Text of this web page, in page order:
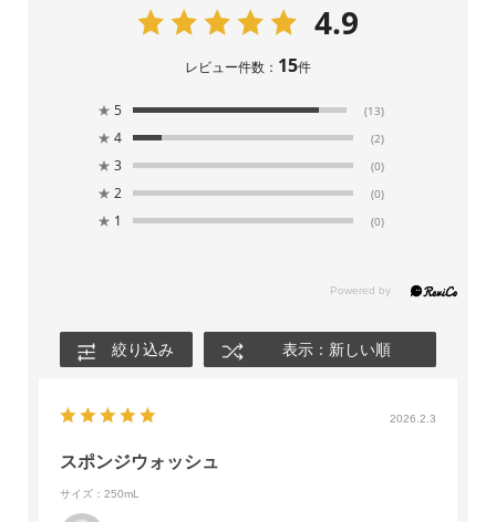
4.9
レビュー件数： 15件
★ 5 (13)
★ 4 (2)
★ 3 (0)
★ 2 (0)
★ 1 (0)
絞り込み 表示：新しい順
2026.2.3
スポンジウォッシュ
サイズ：250mL